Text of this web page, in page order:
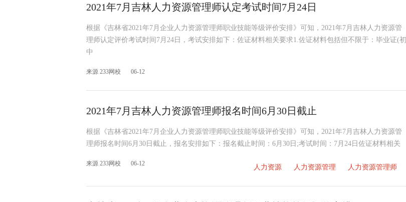
2021年7月吉林人力资源管理师认定考试时间7月24日
根据《吉林省2021年7月企业人力资源管理师职业技能等级评价安排》可知，2021年7月吉林人力资源管
理师认定评价考试时间7月24日，考试安排如下：佐证材料相关要求1.佐证材料包括但不限于：毕业证(初
中
来源 233网校 06-12
2021年7月吉林人力资源管理师报名时间6月30日截止
根据《吉林省2021年7月企业人力资源管理师职业技能等级评价安排》可知，2021年7月吉林人力资源管
理师报名时间6月30日截止，报名安排如下：报名截止时间：6月30日;考试时间：7月24日佐证材料相关
来源 233网校 06-12 人力资源 人力资源管理 人力资源管理师